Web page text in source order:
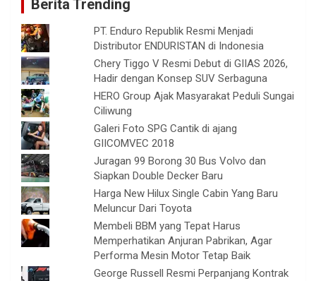
Berita Trending
PT. Enduro Republik Resmi Menjadi
Distributor ENDURISTAN di Indonesia
Chery Tiggo V Resmi Debut di GIIAS 2026,
Hadir dengan Konsep SUV Serbaguna
HERO Group Ajak Masyarakat Peduli Sungai
Ciliwung
Galeri Foto SPG Cantik di ajang
GIICOMVEC 2018
Juragan 99 Borong 30 Bus Volvo dan
Siapkan Double Decker Baru
Harga New Hilux Single Cabin Yang Baru
Meluncur Dari Toyota
Membeli BBM yang Tepat Harus
Memperhatikan Anjuran Pabrikan, Agar
Performa Mesin Motor Tetap Baik
George Russell Resmi Perpanjang Kontrak